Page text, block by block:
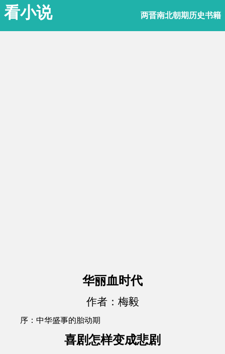
看小说 两晋南北朝期历史书籍
华丽血时代
作者：梅毅
序：中华盛事的胎动期
喜剧怎样变成悲剧